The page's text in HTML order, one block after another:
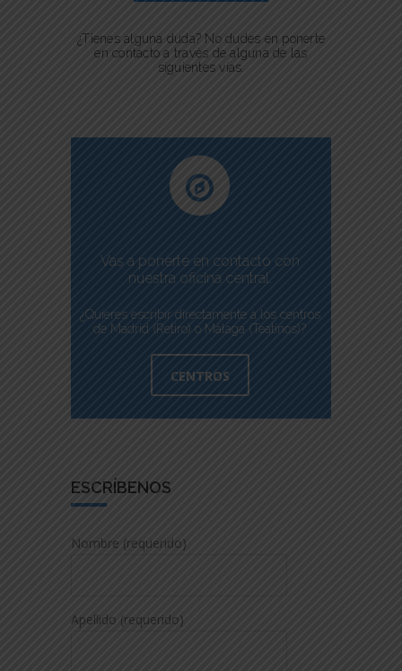
¿Tienes alguna duda? No dudes en ponerte
en contacto a través de alguna de las
siguientes vías.
Vas a ponerte en contacto con
nuestra oficina central.
¿Quieres escribir directamente a los centros
de Madrid (Retiro) o Málaga (Teatinos)?
CENTROS
ESCRÍBENOS
Nombre (requerido)
Apellido (requerido)